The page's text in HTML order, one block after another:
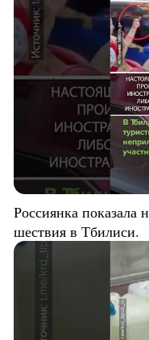
Россиянка показала
шествия в Тбилиси.